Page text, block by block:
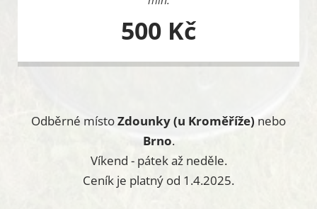
500 Kč
Odběrné místoZdounky (u Kroměříže) nebo
Brno.
Víkend - pátek až neděle.
Ceník je platný od 1.4.2025.